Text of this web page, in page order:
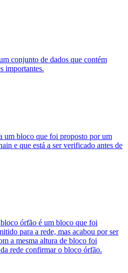
conjunto de dados que contém
importantes.
um bloco que foi proposto por um
e que está a ser verificado antes de
órfão é um bloco que foi
para a rede, mas acabou por ser
a mesma altura de bloco foi
rede confirmar o bloco órfão.